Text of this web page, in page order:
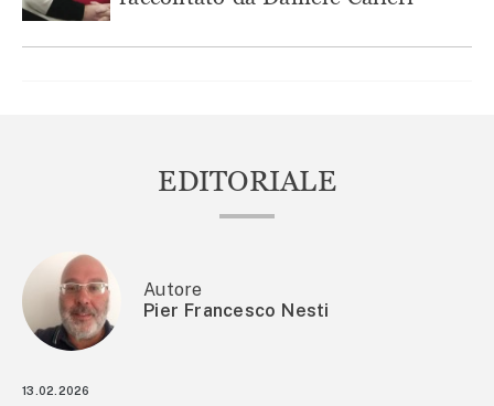
EDITORIALE
Autore
Pier Francesco Nesti
13.02.2026